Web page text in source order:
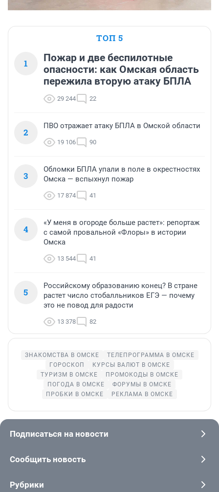
ТОП 5
1
Пожар и две беспилотные
опасности: как Омская область
пережила вторую атаку БПЛА
29 244 22
2
ПВО отражает атаку БПЛА в Омской области
19 106 90
3
Обломки БПЛА упали в поле в окрестностях
Омска — вспыхнул пожар
17 874 41
4
«У меня в огороде больше растет»: репортаж
с самой провальной «Флоры» в истории
Омска
13 544 41
5
Российскому образованию конец? В стране
растет число стобалльников ЕГЭ — почему
это не повод для радости
13 378 82
ЗНАКОМСТВА В ОМСКЕ
ТЕЛЕПРОГРАММА В ОМСКЕ
ГОРОСКОП
КУРСЫ ВАЛЮТ В ОМСКЕ
ТУРИЗМ В ОМСКЕ
ПРОМОКОДЫ В ОМСКЕ
ПОГОДА В ОМСКЕ
ФОРУМЫ В ОМСКЕ
ПРОБКИ В ОМСКЕ
РЕКЛАМА В ОМСКЕ
Подписаться на новости
Сообщить новость
Рубрики